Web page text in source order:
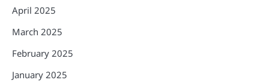
April 2025
March 2025
February 2025
January 2025